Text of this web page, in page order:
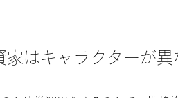
はキャラクターが異